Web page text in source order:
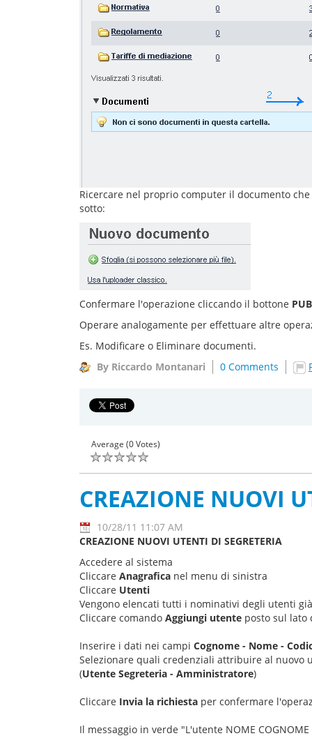
Ricercare nel proprio computer il documento
sotto:
Confermare l'operazione cliccando il bottone
Operare analogamente per effettuare altre
Es. Modificare o Eliminare documenti.
By Riccardo Montanari
0 Comments
Average (0 Votes)
CREAZIONE NUOVI
10/28/11 11:07 AM
CREAZIONE NUOVI UTENTI DI SEGRETERIA
Accedere al sistema
Cliccare Anagrafica nel menu di sinistra
Cliccare Utenti
Vengono elencati tutti i nominativi degli utenti
Cliccare comando Aggiungi utente posto sul lato
Inserire i dati nei campi Cognome - Nome -
Selezionare quali credenziali attribuire al nuovo
(Utente Segreteria - Amministratore)
Cliccare Invia la richiesta per confermare
Il messaggio in verde "L'utente NOME